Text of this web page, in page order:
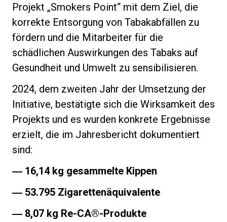
Projekt „Smokers Point“ mit dem Ziel, die
korrekte Entsorgung von Tabakabfällen zu
fördern und die Mitarbeiter für die
schädlichen Auswirkungen des Tabaks auf
Gesundheit und Umwelt zu sensibilisieren.
2024, dem zweiten Jahr der Umsetzung der
Initiative, bestätigte sich die Wirksamkeit des
Projekts und es wurden konkrete Ergebnisse
erzielt, die im Jahresbericht dokumentiert
sind:
― 16,14 kg gesammelte Kippen
― 53.795 Zigarettenäquivalente
― 8,07 kg Re-CA®-Produkte
Connect
Kontaktieren Sie uns
Datenschutzerklärung